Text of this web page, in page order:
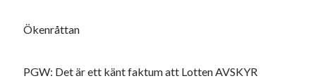
Ökenråttan
PGW: Det är ett känt faktum att Lotten AVSKYR